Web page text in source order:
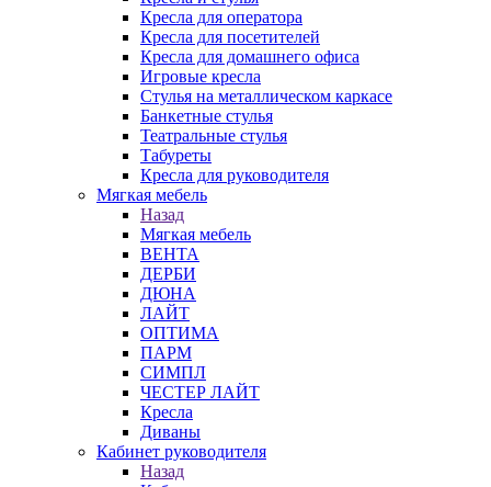
Кресла для оператора
Кресла для посетителей
Кресла для домашнего офиса
Игровые кресла
Стулья на металлическом каркасе
Банкетные стулья
Театральные стулья
Табуреты
Кресла для руководителя
Мягкая мебель
Назад
Мягкая мебель
ВЕНТА
ДЕРБИ
ДЮНА
ЛАЙТ
ОПТИМА
ПАРМ
СИМПЛ
ЧЕСТЕР ЛАЙТ
Кресла
Диваны
Кабинет руководителя
Назад